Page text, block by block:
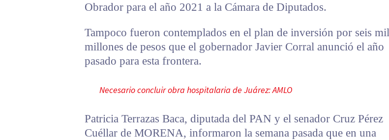
Obrador para el año 2021 a la Cámara de Diputados.
Tampoco fueron contemplados en el plan de inversión por seis mil
millones de pesos que el gobernador Javier Corral anunció el año
pasado para esta frontera.
Necesario concluir obra hospitalaria de Juárez: AMLO
Patricia Terrazas Baca, diputada del PAN y el senador Cruz Pérez
Cuéllar de MORENA, informaron la semana pasada que en una